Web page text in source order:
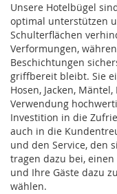
Unsere Hotelbügel
optimal unterstützen
Schulterflächen
Verformungen,
Beschichtungen
griffbereit bleibt. Sie
Hosen, Jacken,
Verwendung
Investition in die
auch in die
und den Service, den
tragen dazu bei,
und Ihre Gäste dazu
wählen.